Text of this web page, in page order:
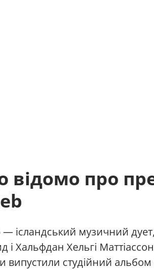
відомо про
— ісландський музичний
і Хальфдан Хельгі
випустили студійний